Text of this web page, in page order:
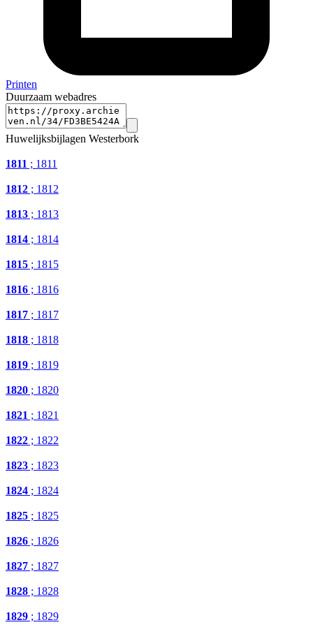
Printen
Duurzaam webadres
Huwelijksbijlagen Westerbork
1811 ; 1811
1812 ; 1812
1813 ; 1813
1814 ; 1814
1815 ; 1815
1816 ; 1816
1817 ; 1817
1818 ; 1818
1819 ; 1819
1820 ; 1820
1821 ; 1821
1822 ; 1822
1823 ; 1823
1824 ; 1824
1825 ; 1825
1826 ; 1826
1827 ; 1827
1828 ; 1828
1829 ; 1829